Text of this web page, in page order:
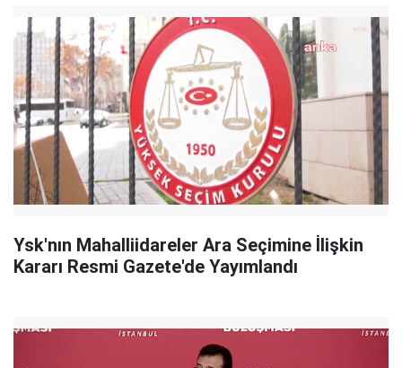
Ysk'nın Mahalliidareler Ara Seçimine İlişkin
Kararı Resmi Gazete'de Yayımlandı